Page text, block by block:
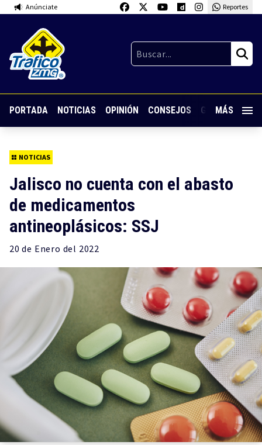
Anúnciate Reportes
PORTADA NOTICIAS OPINIÓN CONSEJOS GUARDIA
MÁS
NOTICIAS
Jalisco no cuenta con el abasto
de medicamentos
antineoplásicos: SSJ
20 de Enero del 2022